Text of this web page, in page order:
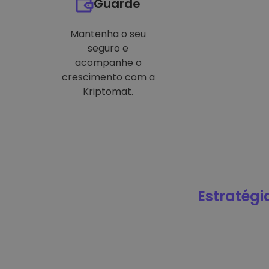
Guarde
Mantenha o seu
seguro e
acompanhe o
crescimento com a
Kriptomat.